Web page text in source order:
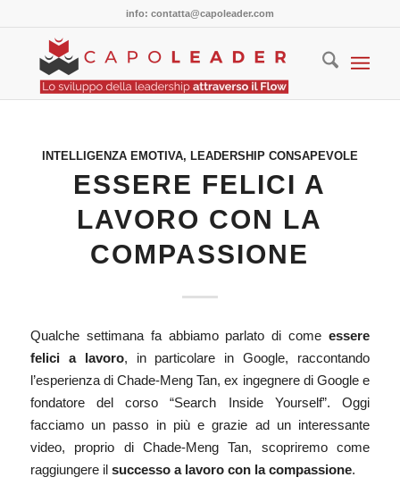
info: contatta@capoleader.com
INTELLIGENZA EMOTIVA, LEADERSHIP CONSAPEVOLE
ESSERE FELICI A
LAVORO CON LA
COMPASSIONE
Qualche settimana fa abbiamo parlato di come essere
felici a lavoro, in particolare in Google, raccontando
l’esperienza di Chade-Meng Tan, ex ingegnere di Google e
fondatore del corso “Search Inside Yourself”. Oggi
facciamo un passo in più e grazie ad un interessante
video, proprio di Chade-Meng Tan, scopriremo come
raggiungere il successo a lavoro con la compassione.